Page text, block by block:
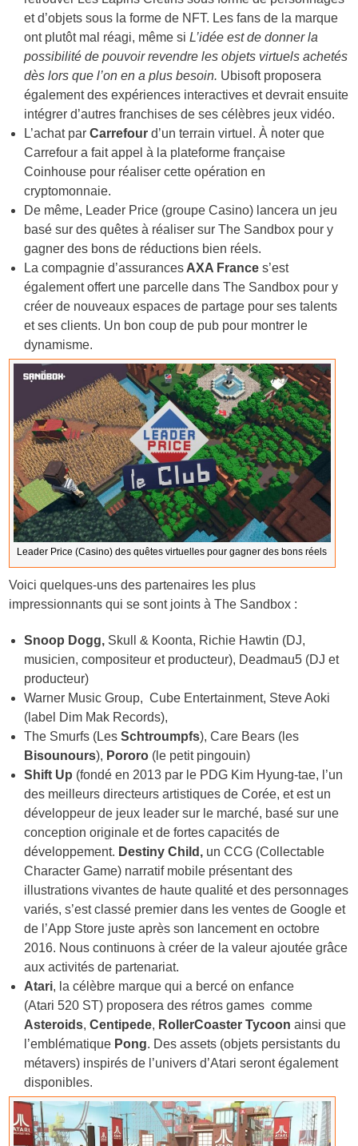
et d’objets sous la forme de NFT. Les fans de la marque
ont plutôt mal réagi, même siL’idée est de donner la
possibilité de pouvoir revendre les objets virtuels achetés
dès lors que l’on en a plus besoin. Ubisoft proposera
également des expériences interactives et devrait ensuite
intégrer d’autres franchises de ses célèbres jeux vidéo.
L’achat parCarrefour d’un terrain virtuel. À noter que
Carrefour a fait appel à la plateforme française
Coinhouse pour réaliser cette opération en
cryptomonnaie.
De même, Leader Price (groupe Casino) lancera un jeu
basé sur des quêtes à réaliser sur The Sandbox pour y
gagner des bons de réductions bien réels.
La compagnie d’assurances AXA France s’est
également offert une parcelle dans The Sandbox pour y
créer de nouveaux espaces de partage pour ses talents
et ses clients. Un bon coup de pub pour montrer le
dynamisme.
Leader Price (Casino) des quêtes virtuelles pour gagner des bons réels
Voici quelques-uns des partenaires les plus
impressionnants qui se sont joints à The Sandbox :
Snoop Dogg, Skull & Koonta, Richie Hawtin (DJ,
musicien, compositeur et producteur), Deadmau5 (DJ et
producteur)
Warner Music Group, Cube Entertainment, Steve Aoki
(label Dim Mak Records),
The Smurfs (LesSchtroumpfs), Care Bears (les
Bisounours), Pororo (le petit pingouin)
Shift Up (fondé en 2013 par le PDG Kim Hyung-tae, l’un
des meilleurs directeurs artistiques de Corée, et est un
développeur de jeux leader sur le marché, basé sur une
conception originale et de fortes capacités de
développement. Destiny Child, un CCG (Collectable
Character Game) narratif mobile présentant des
illustrations vivantes de haute qualité et des personnages
variés, s’est classé premier dans les ventes de Google et
de l’App Store juste après son lancement en octobre
2016. Nous continuons à créer de la valeur ajoutée grâce
aux activités de partenariat.
Atari, la célèbre marque qui a bercé on enfance
(Atari 520 ST) proposera des rétros games comme
Asteroids,Centipede, RollerCoaster Tycoon ainsi que
l’emblématique Pong. Des assets (objets persistants du
métavers) inspirés de l’univers d’Atari seront également
disponibles.